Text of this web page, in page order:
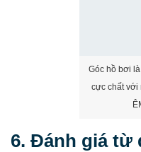
Góc hồ bơi
cực chất với
6. Đánh giá từ